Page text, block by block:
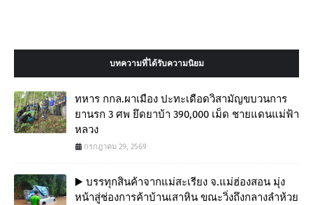
บทความที่ได้รับความนิยม
ทหาร กกล.ผาเมือง ปะทะเดือดวิสามัญขบวนการ
ยานรก 3 ศพ ยึดยาบ้า 390,000 เม็ด ชายแดนแม่ฟ้า
หลวง
กรกฎาคม 29, 2569
▶️ บรรทุกสินค้าจากแม่สะเรียง จ.แม่ฮ่องสอน มุ่ง
หน้าสู่ช่องการค้าบ้านเสาหิน ขณะวิ่งถึงกลางลำห้วย